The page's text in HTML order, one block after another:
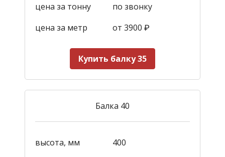
цена за тонну
по звонку
цена за метр
от 3900 ₽
Купить балку 35
Балка 40
высота, мм 400